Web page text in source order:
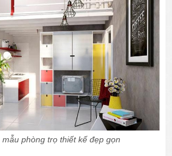
mẫu phòng trọ thiết kế đẹp gọn